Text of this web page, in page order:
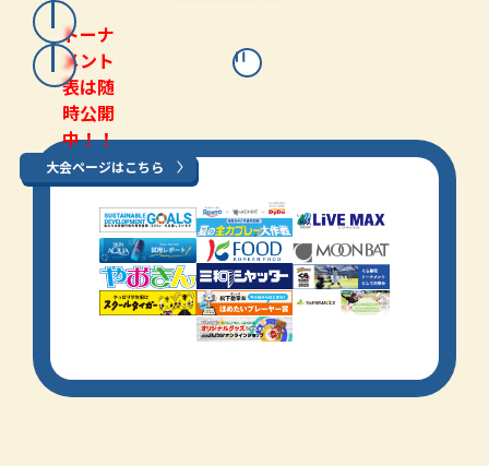
トーナ
メント
表は随
時公開
中！！
大会ページはこちら